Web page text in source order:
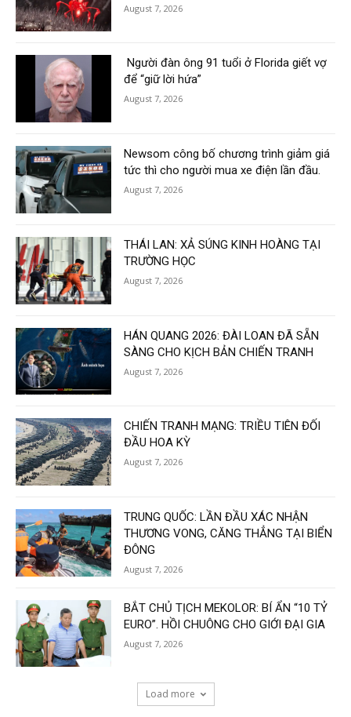
August 7, 2026
Người đàn ông 91 tuổi ở Florida giết vợ
để “giữ lời hứa”
August 7, 2026
Newsom công bố chương trình giảm giá
tức thì cho người mua xe điện lần đầu.
August 7, 2026
THÁI LAN: XẢ SÚNG KINH HOÀNG TẠI
TRƯỜNG HỌC
August 7, 2026
HÁN QUANG 2026: ĐÀI LOAN ĐÃ SẴN
SÀNG CHO KỊCH BẢN CHIẾN TRANH
August 7, 2026
CHIẾN TRANH MẠNG: TRIỀU TIÊN ĐỐI
ĐẦU HOA KỲ
August 7, 2026
TRUNG QUỐC: LẦN ĐẦU XÁC NHẬN
THƯƠNG VONG, CĂNG THẲNG TẠI BIỂN
ĐÔNG
August 7, 2026
BẮT CHỦ TỊCH MEKOLOR: BÍ ẨN “10 TỶ
EURO”. HỒI CHUÔNG CHO GIỚI ĐẠI GIA
August 7, 2026
Load more